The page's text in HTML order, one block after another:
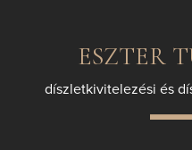
ESZTER
díszletkivitelezési és